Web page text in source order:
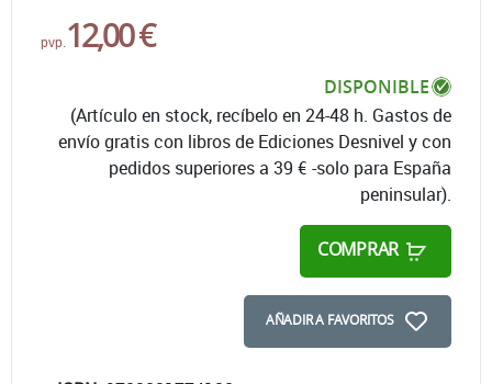
pvp. 12,00 €
DISPONIBLE
(Artículo en stock, recíbelo en 24-48 h. Gastos de
envío gratis con libros de Ediciones Desnivel y con
pedidos superiores a 39 € -solo para España
peninsular).
COMPRAR
AÑADIR A FAVORITOS